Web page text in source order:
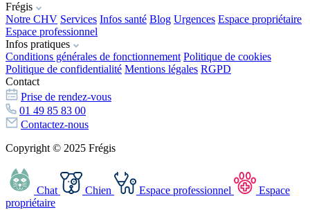
Frégis
Notre CHV Services Infos santé Blog Urgences Espace propriétaire
Espace professionnel
Infos pratiques
Conditions générales de fonctionnement Politique de cookies
Politique de confidentialité Mentions légales RGPD
Contact
Prise de rendez-vous
01 49 85 83 00
Contactez-nous
Copyright © 2025 Frégis
Chat Chien Espace professionnel
Espace
propriétaire